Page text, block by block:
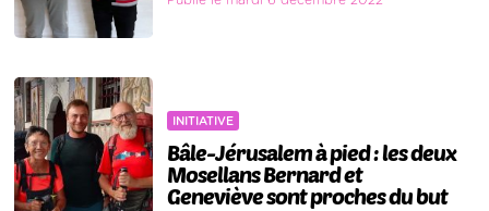
INITIATIVE
Bâle-Jérusalem à pied : les deux
Mosellans Bernard et
Geneviève sont proches du but